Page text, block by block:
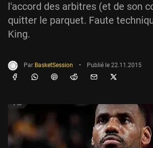
l'accord des arbitres (et de son
quitter le parquet. Faute
King.
Par BasketSession • Publié le 22.11.2015